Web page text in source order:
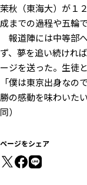
茉秋（東海大）が１
成までの過程や五輪
報道陣には中等部
ず、夢を追い続けれ
ージを送った。生徒
「僕は東京出身なの
勝の感動を味わいた
同）
ページをシェア